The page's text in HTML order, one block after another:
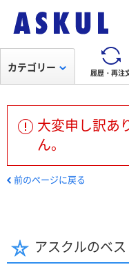
履歴・再注
カテゴリー
大変申し訳あ
ん。
前のページに戻る
アスクルのベ